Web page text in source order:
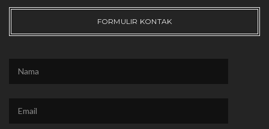
FORMULIR KONTAK